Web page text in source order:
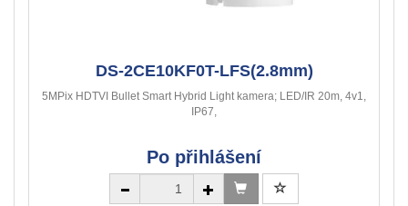
DS-2CE10KF0T-LFS(2.8mm)
5MPix HDTVI Bullet Smart Hybrid Light kamera; LED/IR 20m, 4v1,
IP67,
Po přihlášení